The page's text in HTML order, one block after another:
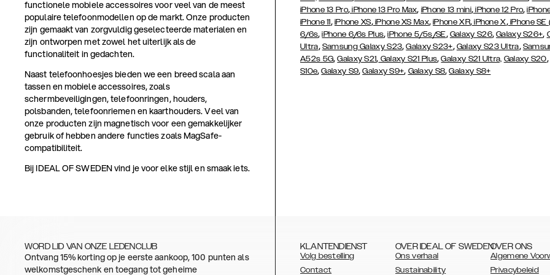
functionele mobiele accessoires voor veel van de meest
populaire telefoonmodellen op de markt. Onze producten
zijn gemaakt van zorgvuldig geselecteerde materialen en
zijn ontworpen met zowel het uiterlijk als de
functionaliteit in gedachten.
Naast telefoonhoesjes bieden we een breed scala aan
tassen en mobiele accessoires, zoals
schermbeveiligingen, telefoonringen, houders,
polsbanden, telefoonriemen en kaarthouders. Veel van
onze producten zijn magnetisch voor een gemakkelijker
gebruik of hebben andere functies zoals MagSafe-
compatibiliteit.
Bij IDEAL OF SWEDEN vind je voor elke stijl en smaak iets.
iPhone 13 Pro, iPhone 13 Pro Max, iPhone 13 mini,iPhone 12 Pro,
iPhone 11, iPhone XS,iPhone XS Max,iPhone XR,iPhone X,iPhone
6/6s,iPhone 6/6s Plus,iPhone 5/5s/SE, Galaxy S26,Galaxy S26+,
Ultra, Samsung Galaxy S23,Galaxy S23+, Galaxy S23 Ultra,
A52s 5G,Galaxy S21, Galaxy S21 Plus,Galaxy S21 Ultra, Galaxy S20,
S10e,Galaxy S9,Galaxy S9+, Galaxy S8,Galaxy S8+
WORD LID VAN ONZE LEDENCLUB
Ontvang 15% korting op je eerste aankoop, 100 punten als
welkomstgeschenk en toegang tot geheime
KLANTENDIENST
Volg bestelling
Contact
OVER IDEAL OF SWEDEN
Ons verhaal
Sustainability
OVER ONS
Algemene
Privacybeleid